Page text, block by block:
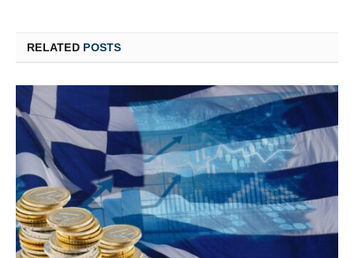
RELATED POSTS